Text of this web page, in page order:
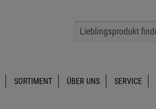
SORTIMENT ÜBER UNS SERVICE